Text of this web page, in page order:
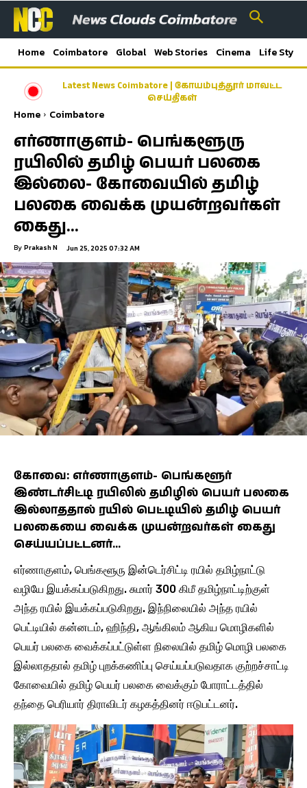
Home Coimbatore Global Web Stories Cinema Life Style
Latest News Coimbatore | கோயம்புத்தூர் மாவட்ட
செய்திகள்
Home Coimbatore
எர்ணாகுளம்- பெங்களூரு
ரயிலில் தமிழ் பெயர் பலகை
இல்லை- கோவையில் தமிழ்
பலகை வைக்க முயன்றவர்கள்
கைது…
By Prakash N Jun 25, 2025 07:32 AM
கோவை: எர்ணாகுளம்- பெங்களூர்
இண்டர்சிட்டி ரயிலில் தமிழில் பெயர் பலகை
இல்லாததால் ரயில் பெட்டியில் தமிழ் பெயர்
பலகையை வைக்க முயன்றவர்கள் கைது
செய்யப்பட்டனர்…
எர்ணாகுளம், பெங்களூரு இன்டெர்சிட்டி ரயில் தமிழ்நாட்டு
வழியே இயக்கப்படுகிறது. சுமார் 300 கிமீ தமிழ்நாட்டிற்குள்
அந்த ரயில் இயக்கப்படுகிறது. இந்நிலையில் அந்த ரயில்
பெட்டியில் கன்னடம், ஹிந்தி, ஆங்கிலம் ஆகிய மொழிகளில்
பெயர் பலகை வைக்கப்பட்டுள்ள நிலையில் தமிழ் மொழி பலகை
இல்லாததால் தமிழ் புறக்கணிப்பு செய்யப்படுவதாக குற்றச்சாட்டி
கோவையில் தமிழ் பெயர் பலகை வைக்கும் போராட்டத்தில்
தந்தை பெரியார் திராவிடர் கழகத்தினர் ஈடுபட்டனர்.